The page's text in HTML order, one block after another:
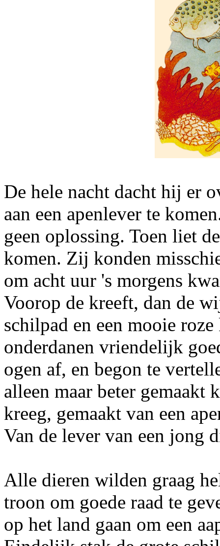
De hele nacht dacht hij er
aan een apenlever te
geen oplossing. Toen liet
komen. Zij konden
om acht uur 's morgens
Voorop de kreeft, dan de
schilpad en een mooie
onderdanen vriendelijk
ogen af, en begon te
alleen maar beter gemaakt
kreeg, gemaakt van een
Van de lever van een jong
Alle dieren wilden graag
troon om goede raad te
op het land gaan om een